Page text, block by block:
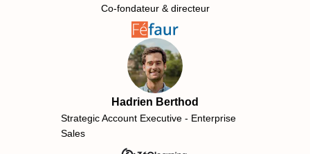
Co-fondateur & directeur
Hadrien Berthod
Strategic Account Executive - Enterprise
Sales